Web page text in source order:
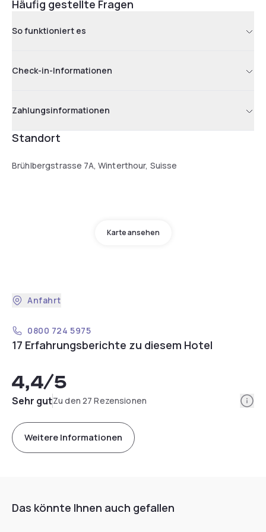
Häufig gestellte Fragen
So funktioniert es
Check-in-Informationen
Zahlungsinformationen
Standort
Brühlbergstrasse 7A, Winterthour, Suisse
Karte ansehen
Anfahrt
0800 724 5975
17 Erfahrungsberichte zu diesem Hotel
4,4/5
Sehr gutZu den 27 Rezensionen
Weitere Informationen
Das könnte Ihnen auch gefallen